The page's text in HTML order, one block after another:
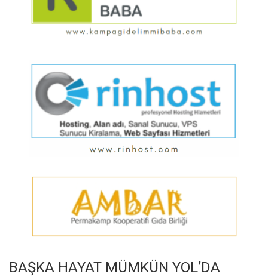
BAŞKA HAYAT MÜMKÜN YOL’DA